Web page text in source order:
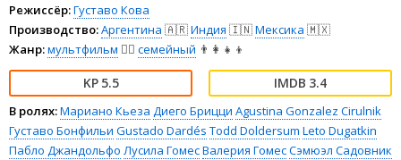
Режиссёр:Густаво Кова
Производство:Аргентина 🇦🇷Индия 🇮🇳Мексика 🇲🇽
Жанр:мультфильм 🧚‍♀️ семейный 👨‍👩‍👧‍👦
5.5 3.4
В ролях:Мариано Кьеза Диего Брицци Agustina Gonzalez Cirulnik
Густаво Бонфильи Gustado Dardés Todd Doldersum Leto Dugatkin
Пабло Джандольфо Лусила ГомесВалерия ГомесСэмюэл Садовник